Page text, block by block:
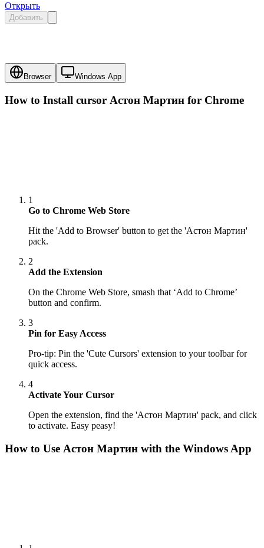
Открыть
Добавить
Browser Windows App
How to Install cursor Астон Мартин for Chrome
1
Go to Chrome Web Store
Hit the 'Add to Browser' button to get the 'Астон Мартин'
pack.
2
Add the Extension
On the Chrome Web Store, smash that ‘Add to Chrome’
button and confirm.
3
Pin for Easy Access
Pro-tip: Pin the 'Cute Cursors' extension to your toolbar for
quick access.
4
Activate Your Cursor
Open the extension, find the 'Астон Мартин' pack, and click
to activate. Easy peasy!
How to Use Астон Мартин with the Windows App